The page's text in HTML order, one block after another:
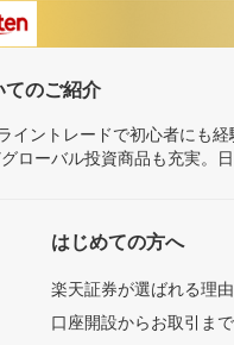
てのご紹介
イントレードで初心者にも
ローバル投資商品も充実。
はじめての方へ
楽天証券が選ばれる理由
口座開設からお取引ま